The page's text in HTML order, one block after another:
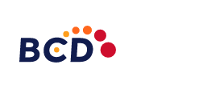
contenu